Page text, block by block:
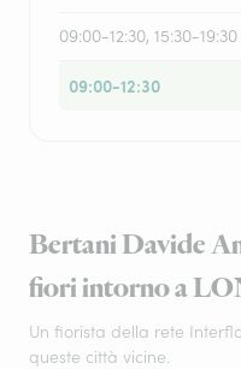
09:00-12:30, 15:30-19:30
09:00-12:30
Bertani Davide
fiori intorno a
Un fiorista della rete
queste città vicine.